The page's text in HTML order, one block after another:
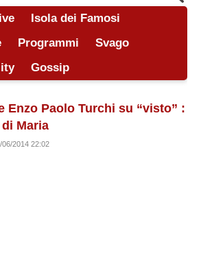
Isola dei Famosi
Programmi
Svago
Gossip
Enzo Paolo Turchi su “visto” :
Maria
06/2014 22:02